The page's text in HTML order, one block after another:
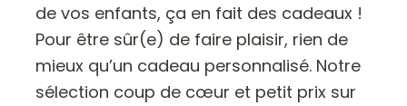
de vos enfants, ça en fait des cadeaux !
Pour être sûr(e) de faire plaisir, rien de
mieux qu’un cadeau personnalisé. Notre
sélection coup de cœur et petit prix sur